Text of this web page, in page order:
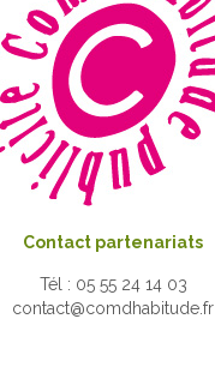
Contact partenariats
Tél : 05 55 24 14 03
contact@comdhabitude.fr